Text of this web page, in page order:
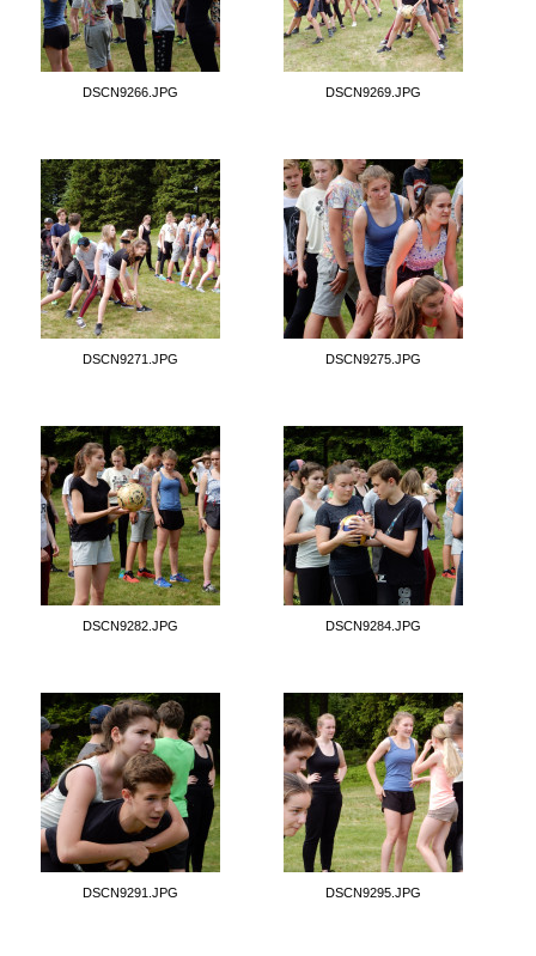
DSCN9266.JPG DSCN9269.JPG
DSCN9271.JPG DSCN9275.JPG
DSCN9282.JPG DSCN9284.JPG
DSCN9291.JPG DSCN9295.JPG